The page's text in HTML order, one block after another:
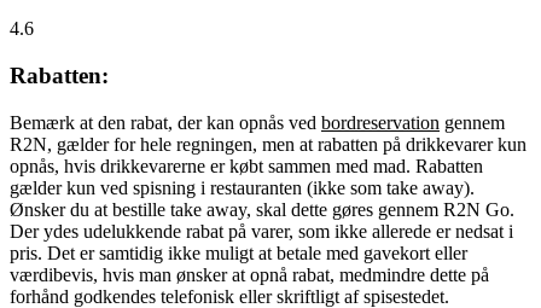
4.6
Rabatten:
Bemærk at den rabat, der kan opnås ved bordreservation gennem
R2N, gælder for hele regningen, men at rabatten på drikkevarer kun
opnås, hvis drikkevarerne er købt sammen med mad. Rabatten
gælder kun ved spisning i restauranten (ikke som take away).
Ønsker du at bestille take away, skal dette gøres gennem R2N Go.
Der ydes udelukkende rabat på varer, som ikke allerede er nedsat i
pris. Det er samtidig ikke muligt at betale med gavekort eller
værdibevis, hvis man ønsker at opnå rabat, medmindre dette på
forhånd godkendes telefonisk eller skriftligt af spisestedet.